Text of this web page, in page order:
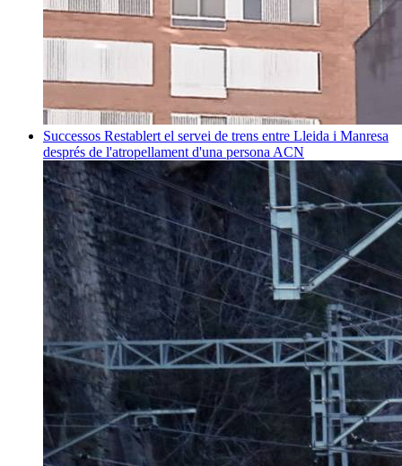
Successos Restablert el servei de trens entre Lleida i Manresa
després de l'atropellament d'una persona ACN